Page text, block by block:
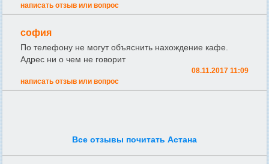
написать отзыв или вопрос
софия
По телефону не могут объяснить нахождение кафе.
Адрес ни о чем не говорит
08.11.2017 11:09
написать отзыв или вопрос
Все отзывы почитать Астана